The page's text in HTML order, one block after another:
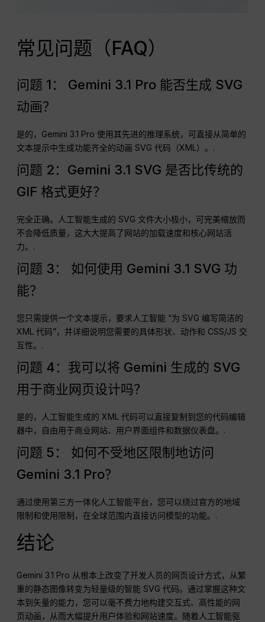
常见问题（FAQ）
问题 1： Gemini 3.1 Pro 能否生成 SVG
动画？
是的，Gemini 3.1 Pro 使用其先进的推理系统，可直接从简单的
文本提示中生成功能齐全的动画 SVG 代码（XML）。.
问题 2：Gemini 3.1 SVG 是否比传统的
GIF 格式更好？
完全正确。人工智能生成的 SVG 文件大小极小，可完美缩放而
不会降低质量，这大大提高了网站的加载速度和核心网站活
力。.
问题 3： 如何使用 Gemini 3.1 SVG 功
能？
您只需提供一个文本提示，要求人工智能 “为 SVG 编写简洁的
XML 代码”，并详细说明您需要的具体形状、动作和 CSS/JS 交
互性。.
问题 4：我可以将 Gemini 生成的 SVG
用于商业网页设计吗？
是的，人工智能生成的 XML 代码可以直接复制到您的代码编辑
器中，自由用于商业网站、用户界面组件和数据仪表盘。.
问题 5： 如何不受地区限制地访问
Gemini 3.1 Pro？
通过使用第三方一体化人工智能平台，您可以绕过官方的地域
限制和使用限制，在全球范围内直接访问模型的功能。.
结论
Gemini 3.1 Pro 从根本上改变了开发人员的网页设计方式，从繁
重的静态图像转变为轻量级的智能 SVG 代码。通过掌握这种文
本到矢量的能力，您可以毫不费力地构建交互式、高性能的网
页动画，从而大幅提升用户体验和网站速度。随着人工智能驱